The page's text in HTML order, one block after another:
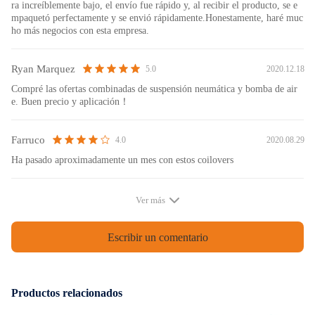
1 x suspensión de aire
Condición: Nueva.
Cantidad: 1 pieza (para el frente izquierdo y el frente derecho)
Tipo de construcción interna: Doble tubo
Acabado superficial: protegido contra la oxidación
Ajustable: si
Largo, ancho y alto (in / cm): 26 * 9.1 * 7.9 / 66 * 23 * 20
Rango de temperatura ≥-40 ℃ / ≤ + 70 ℃
ra increíblemente bajo, el envío fue rápido y, al recibir el producto, se e
mpaquetó perfectamente y se envió rápidamente.Honestamente, haré muc
ho más negocios con esta empresa.
Ryan Marquez 5.0 2020.12.18
Compré las ofertas combinadas de suspensión neumática y bomba de air
e. Buen precio y aplicación！
Farruco 4.0 2020.08.29
Ha pasado aproximadamente un mes con estos coilovers
Ver más
Escribir un comentario
Productos relacionados